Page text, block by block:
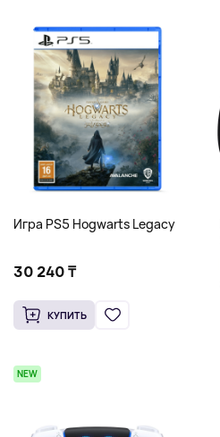
Игра PS5 Hogwarts Legacy
30 240 ₸
КУПИТЬ
NEW